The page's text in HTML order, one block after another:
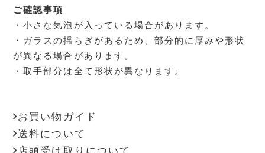
ご確認事項
・小さな気泡が入っている場合があります。
・ガラスの揺らぎがあるため、部分的に厚みや形状
が異なる場合があります。
・取手部分は全て形状が異なります。
お買い物ガイド
送料について
店頭受け取りについて